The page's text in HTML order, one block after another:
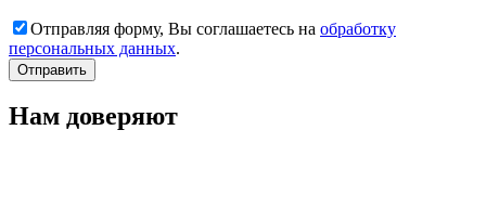
Отправляя форму, Вы соглашаетесь на обработку
персональных данных.
Нам доверяют